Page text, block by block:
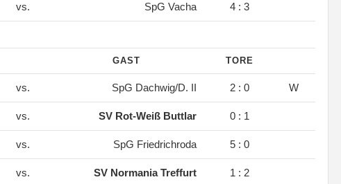
vs. SpG Vacha 4 : 3
GAST TORE
vs. SpG Dachwig/D. II 2 : 0 W
vs. SV Rot-Weiß Buttlar 0 : 1
vs. SpG Friedrichroda 5 : 0
vs. SV Normania Treffurt 1 : 2